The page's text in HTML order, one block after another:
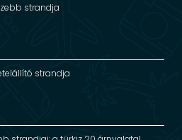
strandja
strandja